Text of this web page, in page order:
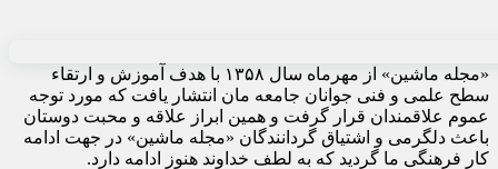
«مجله ماشین» از مهرماه سال ۱۳۵۸ با هدف آموزش و ارتقاء
سطح علمی و فنی جوانان جامعه مان انتشار یافت که مورد توجه
عموم علاقمندان قرار گرفت و همین ابراز علاقه و محبت دوستان
باعث دلگرمی و اشتیاق گردانندگان «مجله ماشین» در جهت ادامه
کار فرهنگی ما گردید که به لطف خداوند هنوز ادامه دارد.